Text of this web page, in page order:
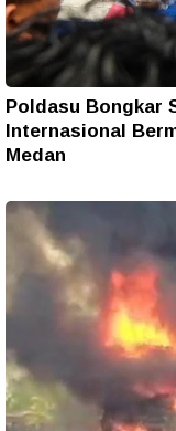
Poldasu Bongkar
Internasional
Medan